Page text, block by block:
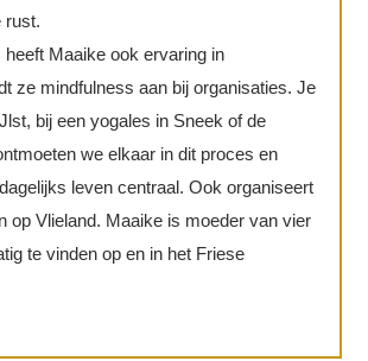
rust.
Maaike ook ervaring in
ze mindfulness aan bij organisaties. Je
bij een yogales in Sneek of de
we elkaar in dit proces en
leven centraal. Ook organiseert
op Vlieland. Maaike is moeder van vier
te vinden op en in het Friese